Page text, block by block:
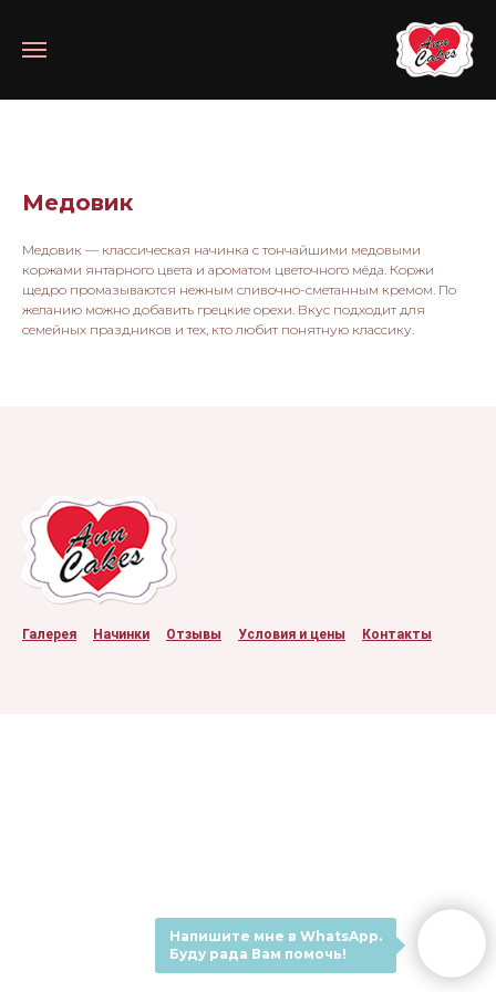
Напишите мне в WhatsApp.
Буду рада Вам помочь!
Медовик
Медовик — классическая начинка с тончайшими медовыми
коржами янтарного цвета и ароматом цветочного мёда. Коржи
щедро промазываются нежным сливочно-сметанным кремом. По
желанию можно добавить грецкие орехи. Вкус подходит для
семейных праздников и тех, кто любит понятную классику.
Галерея Начинки Отзывы Условия и цены Контакты